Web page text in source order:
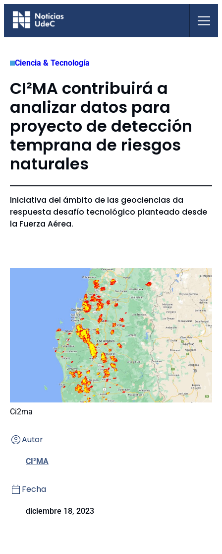
Saltar
Ciencia & Tecnología
CI²MA contribuirá a
analizar datos para
proyecto de detección
temprana de riesgos
naturales
Iniciativa del ámbito de las geociencias da
respuesta desafío tecnológico planteado desde
la Fuerza Aérea.
Ci2ma
Autor
CI²MA
Fecha
diciembre 18, 2023